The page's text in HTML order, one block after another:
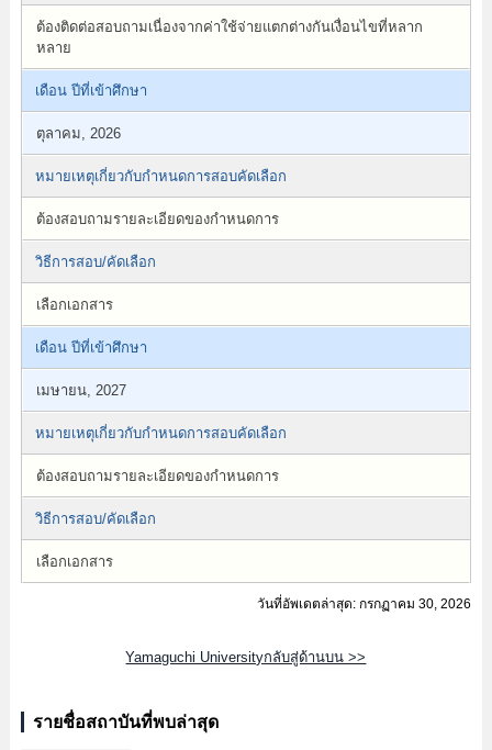
ต้องติดต่อสอบถามเนื่องจากค่าใช้จ่ายแตกต่างกันเงื่อนไขที่หลาก
หลาย
เดือน ปีที่เข้าศึกษา
ตุลาคม, 2026
หมายเหตุเกี่ยวกับกำหนดการสอบคัดเลือก
ต้องสอบถามรายละเอียดของกำหนดการ
วิธีการสอบ/คัดเลือก
เลือกเอกสาร
เดือน ปีที่เข้าศึกษา
เมษายน, 2027
หมายเหตุเกี่ยวกับกำหนดการสอบคัดเลือก
ต้องสอบถามรายละเอียดของกำหนดการ
วิธีการสอบ/คัดเลือก
เลือกเอกสาร
วันที่อัพเดตล่าสุด: กรกฏาคม 30, 2026
Yamaguchi Universityกลับสู่ด้านบน >>
รายชื่อสถาบันที่พบล่าสุด